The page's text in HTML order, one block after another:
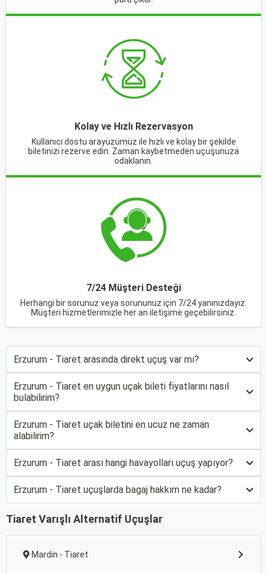
Kolay ve Hızlı Rezervasyon
Kullanıcı dostu arayüzümüz ile hızlı ve kolay bir şekilde
biletinizi rezerve edin. Zaman kaybetmeden uçuşunuza
odaklanın.
7/24 Müşteri Desteği
Herhangi bir sorunuz veya sorununuz için 7/24 yanınızdayız.
Müşteri hizmetlerimizle her an iletişime geçebilirsiniz.
Erzurum - Tiaret arasında direkt uçuş var mı?
Erzurum - Tiaret en uygun uçak bileti fiyatlarını nasıl
bulabilirim?
Erzurum - Tiaret uçak biletini en ucuz ne zaman
alabilirim?
Erzurum - Tiaret arası hangi havayolları uçuş yapıyor?
Erzurum - Tiaret uçuşlarda bagaj hakkım ne kadar?
Tiaret Varışlı Alternatif Uçuşlar
Mardin - Tiaret